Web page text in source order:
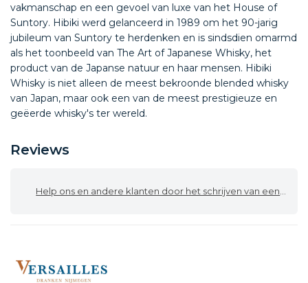
vakmanschap en een gevoel van luxe van het House of
Suntory. Hibiki werd gelanceerd in 1989 om het 90-jarig
jubileum van Suntory te herdenken en is sindsdien omarmd
als het toonbeeld van The Art of Japanese Whisky, het
product van de Japanse natuur en haar mensen. Hibiki
Whisky is niet alleen de meest bekroonde blended whisky
van Japan, maar ook een van de meest prestigieuze en
geëerde whisky's ter wereld.
Reviews
Help ons en andere klanten door het schrijven van een review